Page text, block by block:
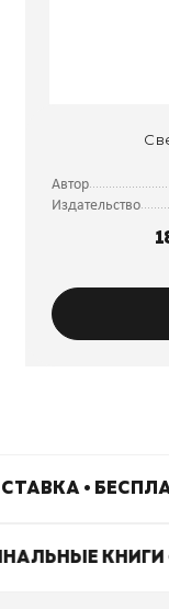
Автор
Издательство
•